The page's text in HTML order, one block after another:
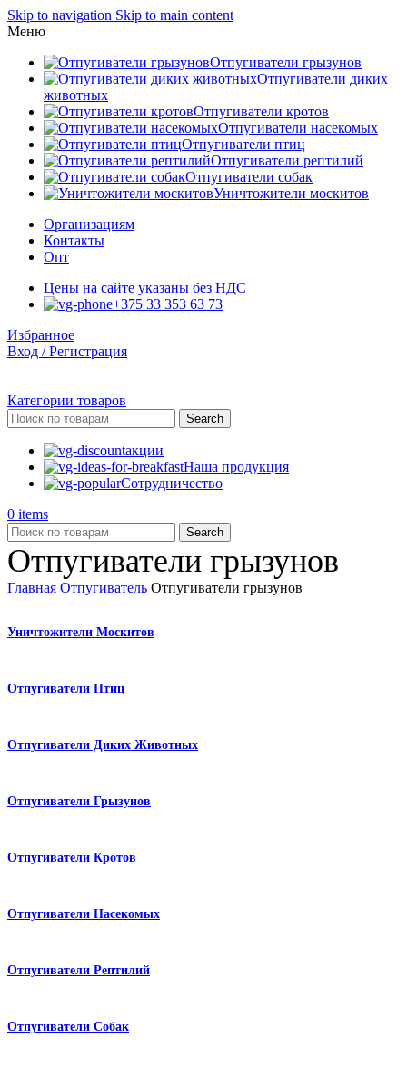
Skip to navigation Skip to main content
Меню
Отпугиватели грызунов
Отпугиватели диких
животных
Отпугиватели кротов
Отпугиватели насекомых
Отпугиватели птиц
Отпугиватели рептилий
Отпугиватели собак
Уничтожители москитов
Организациям
Контакты
Опт
Цены на сайте указаны без НДС
+375 33 353 63 73
Избранное
Вход / Регистрация
Категории товаров
Search
акции
Наша продукция
Сотрудничество
0 items
Search
Отпугиватели грызунов
Главная Отпугиватель Отпугиватели грызунов
Уничтожители Москитов
Отпугиватели Птиц
Отпугиватели Диких Животных
Отпугиватели Грызунов
Отпугиватели Кротов
Отпугиватели Насекомых
Отпугиватели Рептилий
Отпугиватели Собак